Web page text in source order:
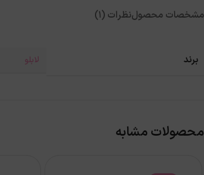
مشخصات محصولنظرات (1)
برند لابلو
محصولات مشابه